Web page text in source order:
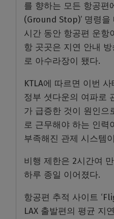
를 향하는 모든 항공편
(Ground Stop)’ 명령
시간 동안 항공편 운항
항 곳곳은 지연 안내
로 아수라장이 됐다.
KTLA에 따르면 이번
정부 셧다운의 여파로
가 급증한 것이 원인으
로 근무해야 하는 인력
부족해진 관제 시스템
비행 제한은 2시간여
하루 종일 이어졌다.
항공편 추적 사이트
LAX 출발편의 평균 지